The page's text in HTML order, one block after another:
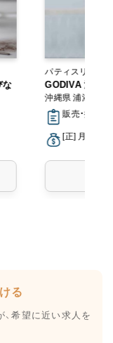
な
パティスリー・ス
GODIVA 浦添
沖縄県 浦添市
販売・接客
[正] 月給20
る
、希望に近い求人を